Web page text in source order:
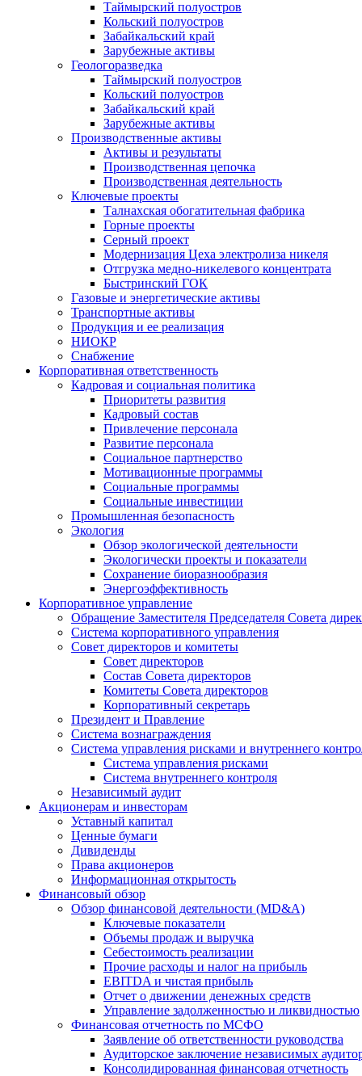
Таймырский полуостров
Кольский полуостров
Забайкальский край
Зарубежные активы
Геологоразведка
Таймырский полуостров
Кольский полуостров
Забайкальский край
Зарубежные активы
Производственные активы
Активы и результаты
Производственная цепочка
Производственная деятельность
Ключевые проекты
Талнахская обогатительная фабрика
Горные проекты
Серный проект
Модернизация Цеха электролиза никеля
Отгрузка медно-никелевого концентрата
Быстринский ГОК
Газовые и энергетические активы
Транспортные активы
Продукция и ее реализация
НИОКР
Снабжение
Корпоративная ответственность
Кадровая и социальная политика
Приоритеты развития
Кадровый состав
Привлечение персонала
Развитие персонала
Социальное партнерство
Мотивационные программы
Социальные программы
Социальные инвестиции
Промышленная безопасность
Экология
Обзор экологической деятельности
Экологически проекты и показатели
Сохранение биоразнообразия
Энергоэффективность
Корпоративное управление
Обращение Заместителя Председателя Совета
Система корпоративного управления
Совет директоров и комитеты
Совет директоров
Состав Совета директоров
Комитеты Совета директоров
Корпоративный секретарь
Президент и Правление
Система вознаграждения
Система управления рисками и внутреннего
Система управления рисками
Система внутреннего контроля
Независимый аудит
Акционерам и инвесторам
Уставный капитал
Ценные бумаги
Дивиденды
Права акционеров
Информационная открытость
Финансовый обзор
Обзор финансовой деятельности (MD&A)
Ключевые показатели
Объемы продаж и выручка
Себестоимость реализации
Прочие расходы и налог на прибыль
EBITDA и чистая прибыль
Отчет о движении денежных средств
Управление задолженностью и ликвидностью
Финансовая отчетность по МСФО
Заявление об ответственности руководства
Аудиторское заключение независимых
Консолидированная финансовая отчетность